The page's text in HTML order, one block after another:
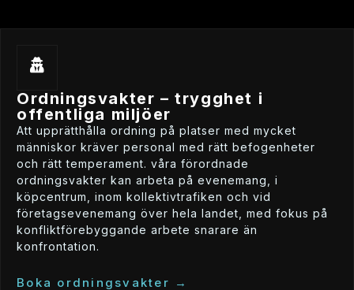
ordningsvakter – trygghet i
offentliga miljöer
att upprätthålla ordning på platser med mycket
människor kräver personal med rätt befogenheter
och rätt temperament. våra förordnade
ordningsvakter kan arbeta på evenemang, i
köpcentrum, inom kollektivtrafiken och vid
företagsevenemang över hela landet, med fokus på
konfliktförebyggande arbete snarare än
konfrontation.
boka ordningsvakter →